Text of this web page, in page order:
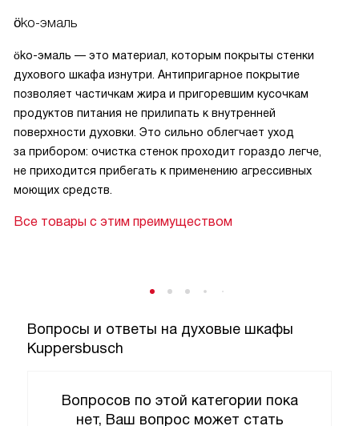
öko-эмаль
öko-эмаль — это материал, которым покрыты стенки
духового шкафа изнутри. Антипригарное покрытие
позволяет частичкам жира и пригоревшим кусочкам
продуктов питания не прилипать к внутренней
поверхности духовки. Это сильно облегчает уход
за прибором: очистка стенок проходит гораздо легче,
не приходится прибегать к применению агрессивных
моющих средств.
Все товары с этим преимуществом
Вопросы и ответы на духовые шкафы
Kuppersbusch
Вопросов по этой категории пока
нет, Ваш вопрос может стать